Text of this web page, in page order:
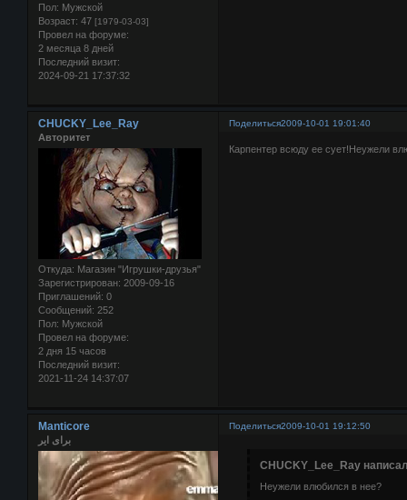
Пол: Мужской
Возраст: 47 [1979-03-03]
Провел на форуме:
2 месяца 8 дней
Последний визит:
2024-09-21 17:37:32
Поделиться2009-10-01 19:01:40
CHUCKY_Lee_Ray
Авторитет
Откуда: Магазин "Игрушки-друзья"
Зарегистрирован: 2009-09-16
Приглашений: 0
Сообщений: 252
Пол: Мужской
Провел на форуме:
2 дня 15 часов
Последний визит:
2021-11-24 14:37:07
Карпентер всюду ее сует!Неужели
Поделиться2009-10-01 19:12:50
Manticore
برای ایر
CHUCKY_Lee_Ray
Неужели влюбился в нее?